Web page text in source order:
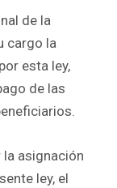
de la
cargo la
esta ley,
de las
la asignación
ley, el